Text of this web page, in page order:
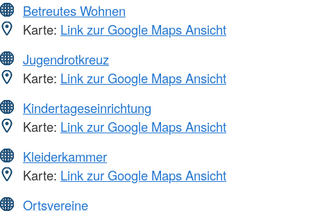
Betreutes Wohnen
Karte: Link zur Google Maps Ansicht
Jugendrotkreuz
Karte: Link zur Google Maps Ansicht
Kindertageseinrichtung
Karte: Link zur Google Maps Ansicht
Kleiderkammer
Karte: Link zur Google Maps Ansicht
Ortsvereine